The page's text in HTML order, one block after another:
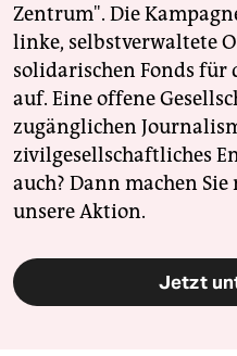
Zentrum". Die
linke, selbstverwaltete
solidarischen Fonds für
auf. Eine offene
zugänglichen
zivilgesellschaftliches
auch? Dann machen
unsere Aktion.
Jetzt